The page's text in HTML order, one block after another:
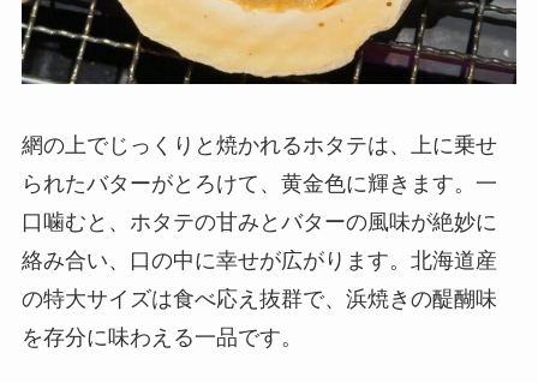
網の上でじっくりと焼かれるホタテは、上に乗せ
られたバターがとろけて、黄金色に輝きます。一
口噛むと、ホタテの甘みとバターの風味が絶妙に
絡み合い、口の中に幸せが広がります。北海道産
の特大サイズは食べ応え抜群で、浜焼きの醍醐味
を存分に味わえる一品です。